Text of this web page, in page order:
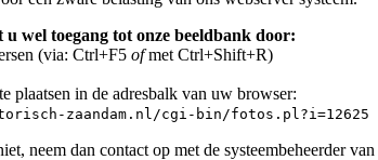
wel toegang tot onze beeldbank door:
(via: Ctrl+F5 ofmet Ctrl+Shift+R)
plaatsen in de adresbalk van uw browser:
zaandam.nl/cgi-bin/fotos.pl?i=12625
neem dan contact op met de systeembeheerder